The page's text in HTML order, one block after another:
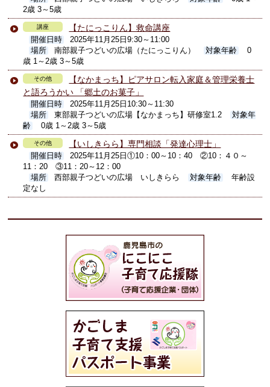
2歳 3～5歳
講座 【たにっこりん】救命講座
開催日時
2025年11月25日9:30～11:00
場所
南部親子つどいの広場（たにっこりん） 対象年齢
0
歳 1～2歳 3～5歳
その他
【なかまっち】ピアサロン転入家庭＆管理栄養士
と語ろうかい 「郷土のお菓子」
開催日時
2025年11月25日10:30～11:30
場所
東部親子つどいの広場【なかまっち】研修室1.2
対象年
齢
0歳 1～2歳 3～5歳
その他 【いしきらら】専門相談「発達心理士」
開催日時
2025年11月25日①10：00～10：40 ②10：４０～
11：20 ③11：20～12：00
場所
西部親子つどいの広場 いしきらら 対象年齢
年齢設
定なし